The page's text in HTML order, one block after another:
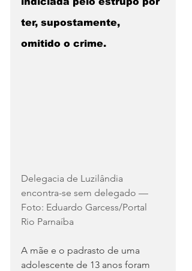
ter, supostamente,
omitido o crime.
Delegacia de Luzilândia
encontra-se sem delegado —
Foto: Eduardo Garcess/Portal
Rio Parnaíba
A mãe e o padrasto de uma
adolescente de 13 anos foram